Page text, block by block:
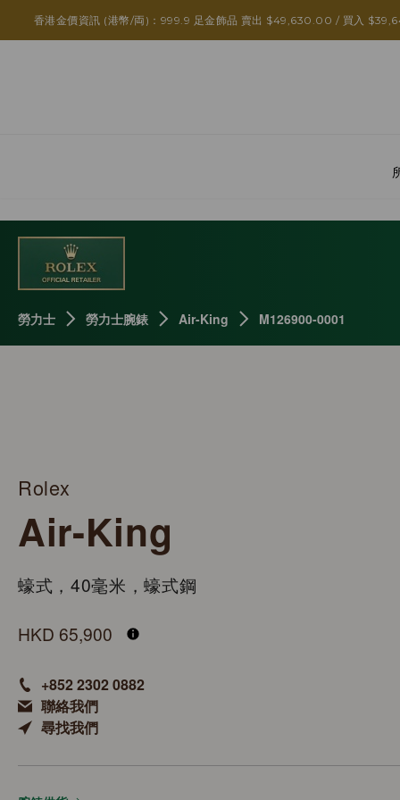
香港金價資訊 (港幣/両)：999.9 足金飾品 賣出 $49,630.00 / 買入
勞力士 勞力士腕錶 Air-King M126900-0001
Rolex
Air-King
蠔式，40毫米，蠔式鋼
HKD 65,900
+852 2302 0882
聯絡我們
尋找我們